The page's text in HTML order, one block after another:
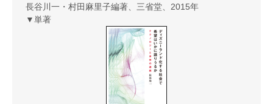
長谷川一・村田麻里子編著、三省堂、2015年
▼単著